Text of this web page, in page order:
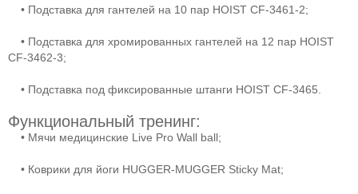
• Подставка для гантелей на 10 пар HOIST CF-3461-2;
• Подставка для хромированных гантелей на 12 пар HOIST
CF-3462-3;
• Подставка под фиксированные штанги HOIST CF-3465.
Функциональный тренинг:
• Мячи медицинские Live Pro Wall ball;
• Коврики для йоги HUGGER-MUGGER Sticky Mat;